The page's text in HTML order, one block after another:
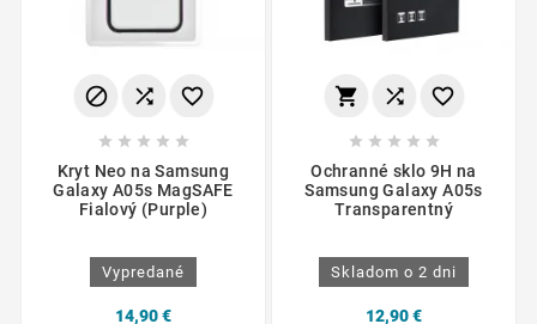
  
    
Kryt Neo na Samsung
Galaxy A05s MagSAFE
Fialový (Purple)
Vypredané
14,90 €
  
    
Ochranné sklo 9H na
Samsung Galaxy A05s
Transparentný
Skladom o 2 dni
12,90 €